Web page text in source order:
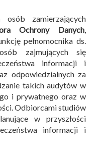
zamierzających
Ochrony Danych
pełnomocnika ds.
zajmujących się
informacji i
odpowiedzialnych za
takich audytów w
i prywatnego oraz w
Odbiorcami studiów
w przyszłości
informacji i